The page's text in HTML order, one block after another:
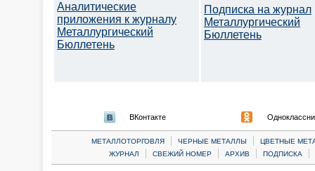
Аналитические
приложения к журналу
Металлургический
Бюллетень
Подписка на журнал
Металлургический
Бюллетень
ВКонтакте
МЕТАЛЛОТОРГОВЛЯ | ЧЕРНЫЕ МЕТАЛЛЫ |
ЦВЕТНЫЕ
ЖУРНАЛ
| СВЕЖИЙ НОМЕР | АРХИВ | ПОДПИСКА |